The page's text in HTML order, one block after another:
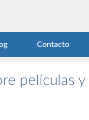
Contacto
películas y